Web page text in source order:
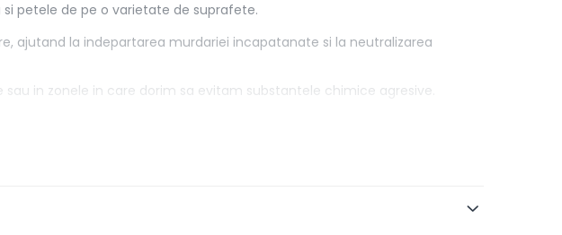
petele de pe o varietate de suprafete.
ajutand la indepartarea murdariei incapatanate si la neutralizarea
in zonele in care dorim sa evitam substantele chimice agresive.
timp si facilitand procesul de curatare.
pe mobilier, covoare, geamuri, aragaz si chiar in toaleta, asigurand o
din casa, servetelele cu bicarbonat pentru multiple suprafete sunt